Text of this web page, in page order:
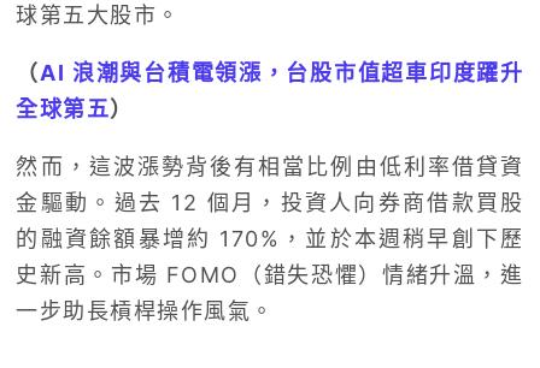
球第五大股市。
（AI 浪潮與台積電領漲，台股市值超車印度躍升
全球第五）
然而，這波漲勢背後有相當比例由低利率借貸資
金驅動。過去 12 個月，投資人向券商借款買股
的融資餘額暴增約 170%，並於本週稍早創下歷
史新高。市場 FOMO（錯失恐懼）情緒升溫，進
一步助長槓桿操作風氣。